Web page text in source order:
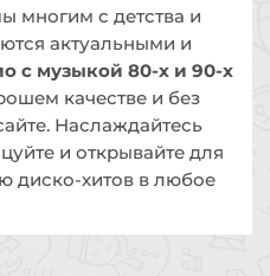
многим с детства и
актуальными и
с музыкой 80-х и 90-х
качестве и без
Наслаждайтесь
и открывайте для
диско-хитов в любое